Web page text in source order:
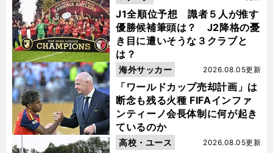
J1全順位予想 識者５人が推す
優勝候補筆頭は？ J2降格の憂
き目に遭いそうな３クラブと
は？
「ワールドカップ売却計画」は
断念も残る火種 FIFAインファ
ンティーノ会長体制に何が起き
ているのか
2026.08.05更新
海外サッカー
2026.08.05更新
高校・ユース